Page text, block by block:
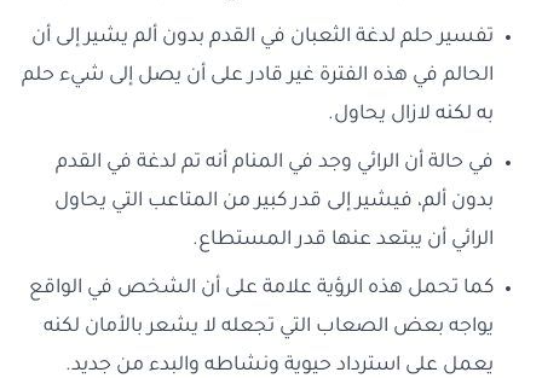
تفسير حلم لدغة الثعبان في القدم بدون ألم يشير إلى أن
الحالم في هذه الفترة غير قادر على أن يصل إلى شيء حلم
به لكنه لازال يحاول.
في حالة أن الرائي وجد في المنام أنه تم لدغة في القدم
بدون ألم، فيشير إلى قدر كبير من المتاعب التي يحاول
الرائي أن يبتعد عنها قدر المستطاع.
كما تحمل هذه الرؤية علامة على أن الشخص في الواقع
يواجه بعض الصعاب التي تجعله لا يشعر بالأمان لكنه
يعمل على استرداد حيوية ونشاطه والبدء من جديد.